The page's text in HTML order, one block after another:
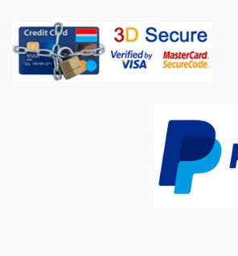
Crayons
Remplacement des spi
de fourche
Réglage Jeux aux